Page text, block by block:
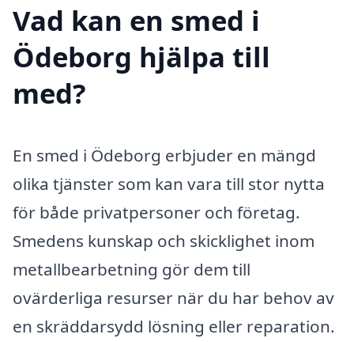
Vad kan en smed i
Ödeborg hjälpa till
med?
En smed i Ödeborg erbjuder en mängd
olika tjänster som kan vara till stor nytta
för både privatpersoner och företag.
Smedens kunskap och skicklighet inom
metallbearbetning gör dem till
ovärderliga resurser när du har behov av
en skräddarsydd lösning eller reparation.